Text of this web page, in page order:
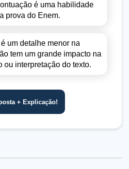
é uma habilidade
prova do Enem.
um detalhe menor na
tem um grande impacto na
ou interpretação do texto.
+ Explicação!